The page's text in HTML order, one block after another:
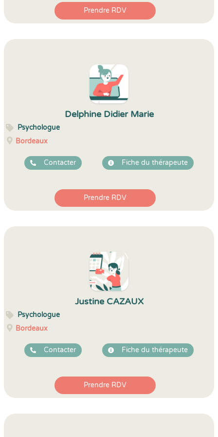
Prendre RDV
Delphine Didier Marie
Psychologue
Bordeaux
Contacter Fiche du thérapeute
Prendre RDV
Justine CAZAUX
Psychologue
Bordeaux
Contacter Fiche du thérapeute
Prendre RDV